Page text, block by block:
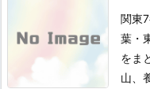
関東
葉・
をま
山、